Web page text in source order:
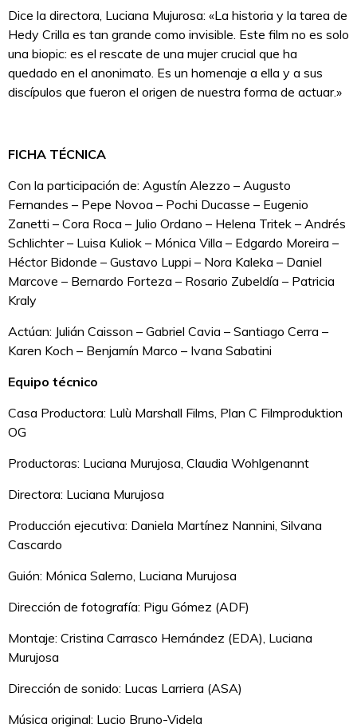
Dice la directora, Luciana Mujurosa: «La historia y la tarea de
Hedy Crilla es tan grande como invisible. Este film no es solo
una biopic: es el rescate de una mujer crucial que ha
quedado en el anonimato. Es un homenaje a ella y a sus
discípulos que fueron el origen de nuestra forma de actuar.»
FICHA TÉCNICA
Con la participación de: Agustín Alezzo – Augusto
Fernandes – Pepe Novoa – Pochi Ducasse – Eugenio
Zanetti – Cora Roca – Julio Ordano – Helena Tritek – Andrés
Schlichter – Luisa Kuliok – Mónica Villa – Edgardo Moreira –
Héctor Bidonde – Gustavo Luppi – Nora Kaleka – Daniel
Marcove – Bernardo Forteza – Rosario Zubeldía – Patricia
Kraly
Actúan: Julián Caisson – Gabriel Cavia – Santiago Cerra –
Karen Koch – Benjamín Marco – Ivana Sabatini
Equipo técnico
Casa Productora: Lulù Marshall Films, Plan C Filmproduktion
OG
Productoras: Luciana Murujosa, Claudia Wohlgenannt
Directora: Luciana Murujosa
Producción ejecutiva: Daniela Martínez Nannini, Silvana
Cascardo
Guión: Mónica Salerno, Luciana Murujosa
Dirección de fotografía: Pigu Gómez (ADF)
Montaje: Cristina Carrasco Hernández (EDA), Luciana
Murujosa
Dirección de sonido: Lucas Larriera (ASA)
Música original: Lucio Bruno-Videla